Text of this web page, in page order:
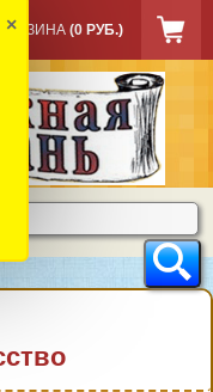
КОРЗИНА (0 РУБ.)
×